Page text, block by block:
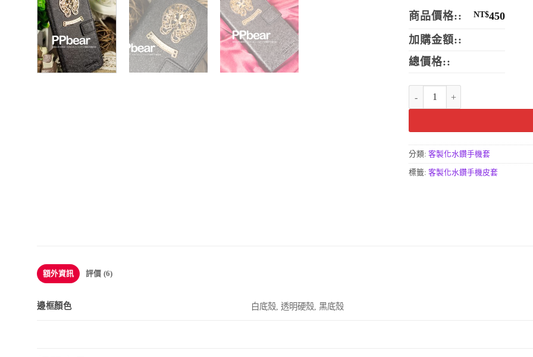
商品價格:: NT$450
加購金額::
總價格::
分類: 客製化水鑽手機套
標籤: 客製化水鑽手機皮套
額外資訊 評價 (6)
邊框顏色 白底殼, 透明硬殼, 黑底殼